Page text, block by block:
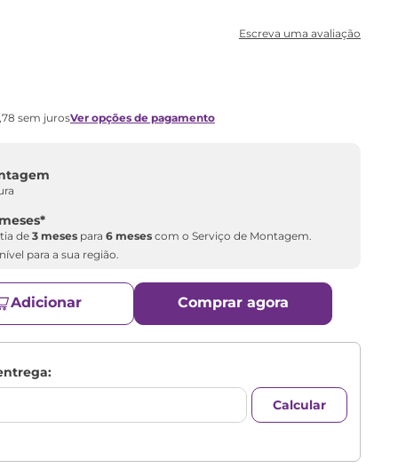
78 sem jurosVer opções de pagamento
*
de3 meses para6 meses com o Serviço de Montagem.
para a sua região.
Adicionar Comprar agora